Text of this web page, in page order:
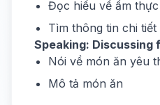
Đọc hiểu về ẩm thực
Tìm thông tin chi tiết
Speaking:
Nói về món ăn yêu
Mô tả món ăn